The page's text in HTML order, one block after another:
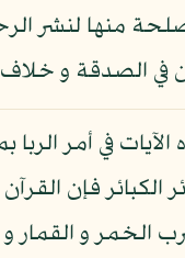
منها لنشر
في الصدقة و خلاف
في أمر
الكبائر فإن
الخمر و